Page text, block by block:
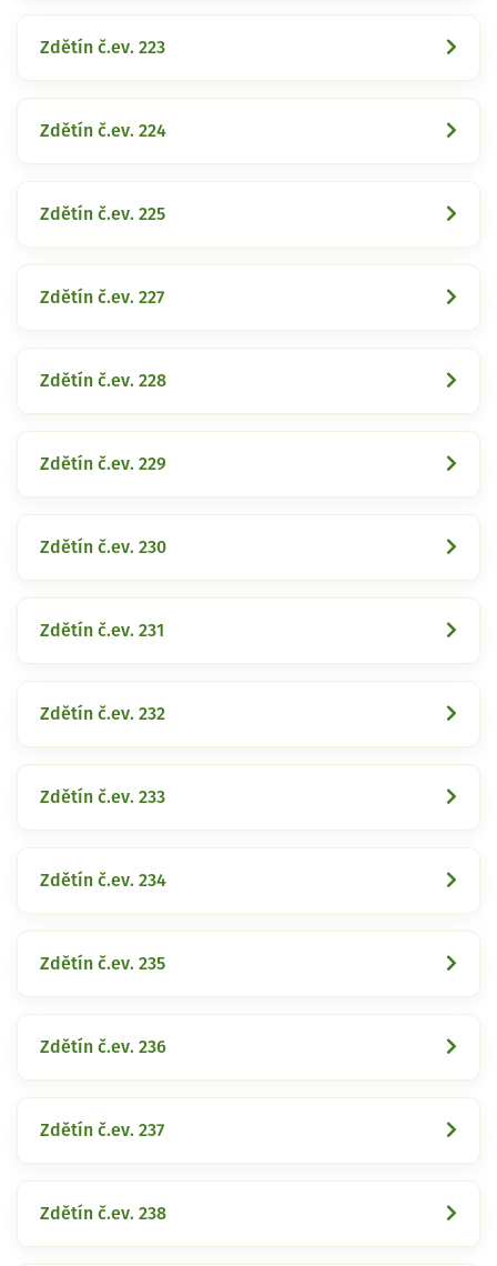
Zdětín č.ev. 223
Zdětín č.ev. 224
Zdětín č.ev. 225
Zdětín č.ev. 227
Zdětín č.ev. 228
Zdětín č.ev. 229
Zdětín č.ev. 230
Zdětín č.ev. 231
Zdětín č.ev. 232
Zdětín č.ev. 233
Zdětín č.ev. 234
Zdětín č.ev. 235
Zdětín č.ev. 236
Zdětín č.ev. 237
Zdětín č.ev. 238